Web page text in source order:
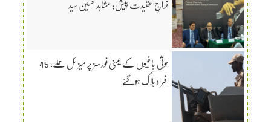
حوثی باغیوں کے یمنی فورسز پر میزائل حملے، 45
افراد ہلاک ہوگئے